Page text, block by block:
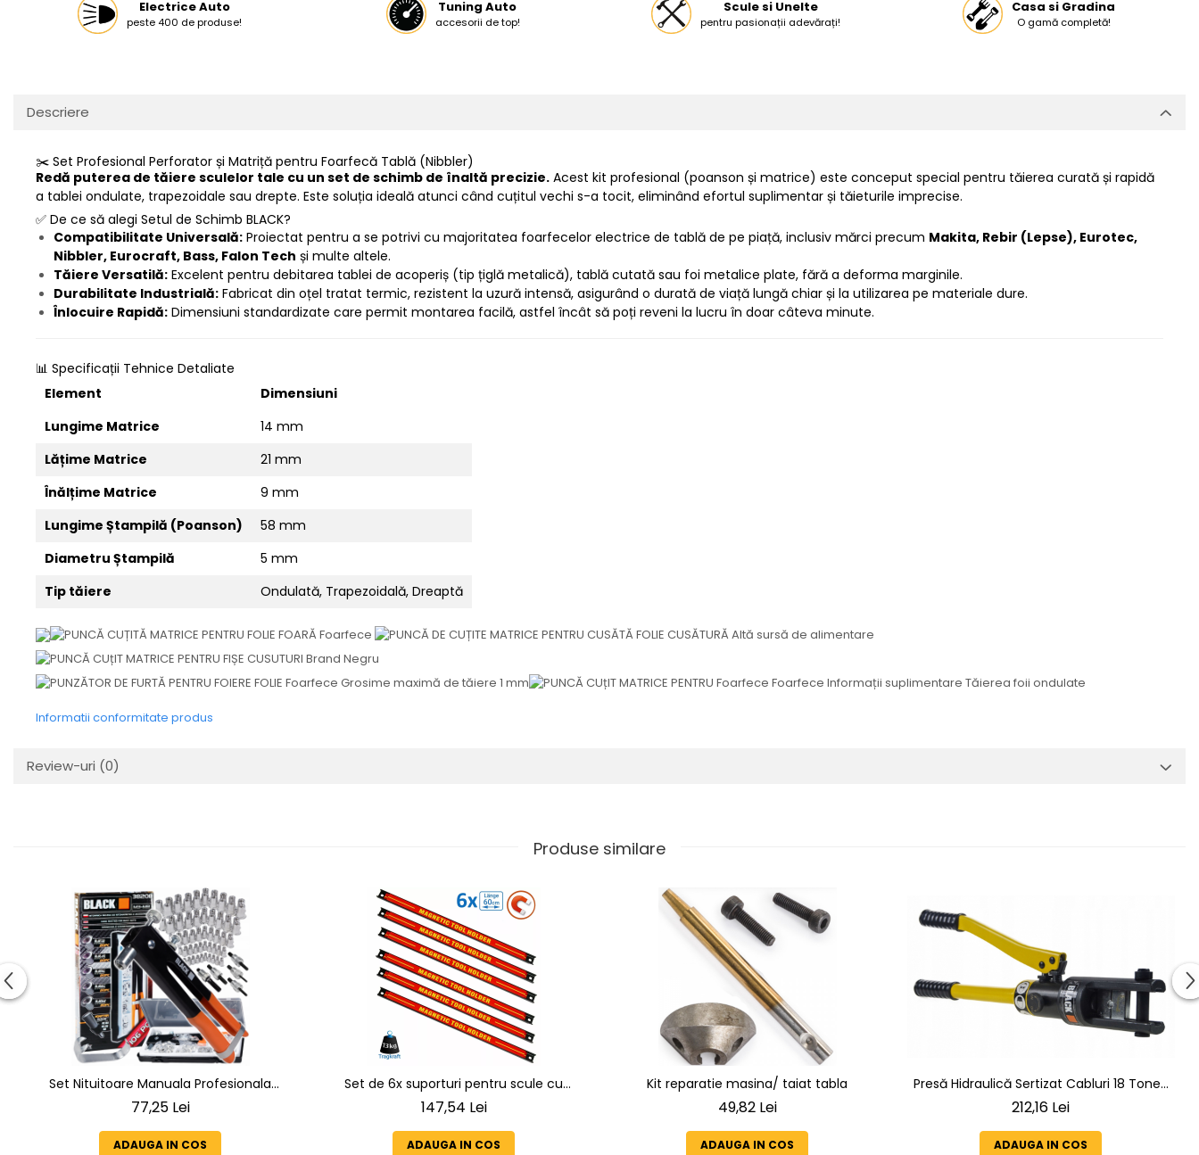
Protectia muncii
Suport auto
Surubelnite
Tunuri de caldura si aeroteme
Utilaje constructie
Electrice Auto
peste 400 de produse!
Tuning Auto
accesorii de top!
Scule si Unelte
pentru pasionații adevărați!
Casa si Gradina
O gamă completă!
Descriere
✂️ Set Profesional Perforator și Matriță pentru Foarfecă Tablă (Nibbler)
Redă puterea de tăiere sculelor tale cu un set de schimb de înaltă precizie. Acest kit profesional (poanson și matrice) este conceput special pentru tăierea curată și rapidă
a tablei ondulate, trapezoidale sau drepte. Este soluția ideală atunci când cuțitul vechi s-a tocit, eliminând efortul suplimentar și tăieturile imprecise.
✅ De ce să alegi Setul de Schimb BLACK?
Compatibilitate Universală: Proiectat pentru a se potrivi cu majoritatea foarfecelor electrice de tablă de pe piață, inclusiv mărci precum Makita, Rebir (Lepse), Eurotec,
Nibbler, Eurocraft, Bass, Falon Tech și multe altele.
Tăiere Versatilă: Excelent pentru debitarea tablei de acoperiș (tip țiglă metalică), tablă cutată sau foi metalice plate, fără a deforma marginile.
Durabilitate Industrială: Fabricat din oțel tratat termic, rezistent la uzură intensă, asigurând o durată de viață lungă chiar și la utilizarea pe materiale dure.
Înlocuire Rapidă: Dimensiuni standardizate care permit montarea facilă, astfel încât să poți reveni la lucru în doar câteva minute.
📊 Specificații Tehnice Detaliate
Element
Dimensiuni
Lungime Matrice
14 mm
Lățime Matrice
21 mm
Înălțime Matrice
9 mm
Lungime Ștampilă (Poanson)
58 mm
Diametru Ștampilă
5 mm
Tip tăiere
Ondulată, Trapezoidală, Dreaptă
Informatii conformitate produs
Review-uri (0)
Produse similare
Set Nituitoare Manuala Profesionala
pentru Piulite Nit M3-M8 BLACKTOOLS
77,25 Lei
ADAUGA IN COS
Set de 6x suporturi pentru scule cu
bandă magnetică 60cm, suport pentru
profesional SN3522-6
147,54 Lei
ADAUGA IN COS
Kit reparatie masina/ taiat tabla
49,82 Lei
ADAUGA IN COS
Presă Hidraulică Sertizat Cabluri 18 Tone |
Set 11 Matrițe 25-300mm² | Sertizor
212,16 Lei
ADAUGA IN COS